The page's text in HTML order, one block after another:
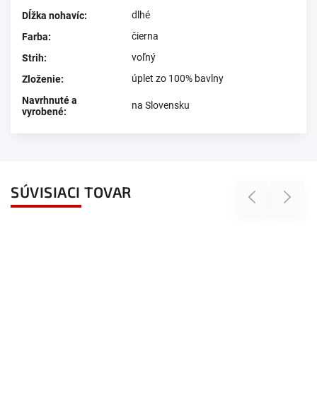
Dĺžka nohavíc:
dlhé
Farba:
čierna
Strih:
voľný
Zloženie:
úplet zo 100% bavlny
Navrhnuté a
vyrobené:
na Slovensku
SÚVISIACI TOVAR Previous Next